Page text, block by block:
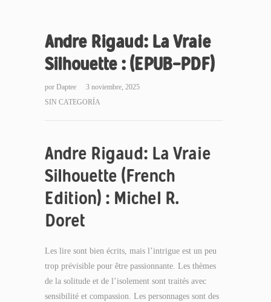
Andre Rigaud: La Vraie
Silhouette : (EPUB-PDF)
por Daptee
3 noviembre, 2025
SIN CATEGORÍA
Andre Rigaud: La Vraie
Silhouette (French
Edition) : Michel R.
Doret
Les lire sont bien écrits, mais l’intrigue est un peu
trop prévisible pour être passionnante. Les thèmes
de la solitude et de l’isolement sont traités avec
sensibilité et compassion. Les personnages sont des